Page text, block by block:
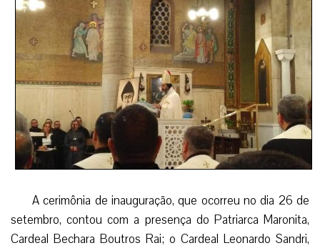
A cerimônia de inauguração, que ocorreu no dia 26 de
setembro, contou com a presença do Patriarca Maronita,
Cardeal Bechara Boutros Rai; o Cardeal Leonardo Sandri,